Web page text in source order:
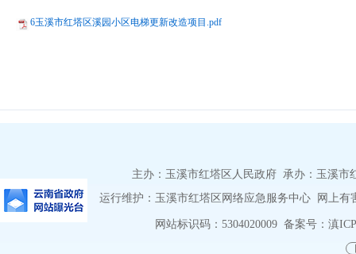
6玉溪市红塔区溪园小区电梯更新改造项目.pdf
主办：玉溪市红塔区人民政府 承办：玉溪市
运行维护：玉溪市红塔区网络应急服务中心 网上有
网站标识码：5304020009备案号：滇